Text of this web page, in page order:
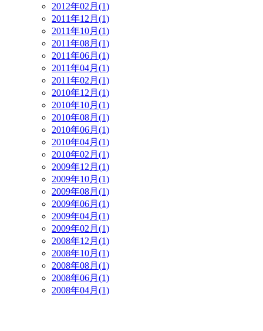
2012年02月(1)
2011年12月(1)
2011年10月(1)
2011年08月(1)
2011年06月(1)
2011年04月(1)
2011年02月(1)
2010年12月(1)
2010年10月(1)
2010年08月(1)
2010年06月(1)
2010年04月(1)
2010年02月(1)
2009年12月(1)
2009年10月(1)
2009年08月(1)
2009年06月(1)
2009年04月(1)
2009年02月(1)
2008年12月(1)
2008年10月(1)
2008年08月(1)
2008年06月(1)
2008年04月(1)